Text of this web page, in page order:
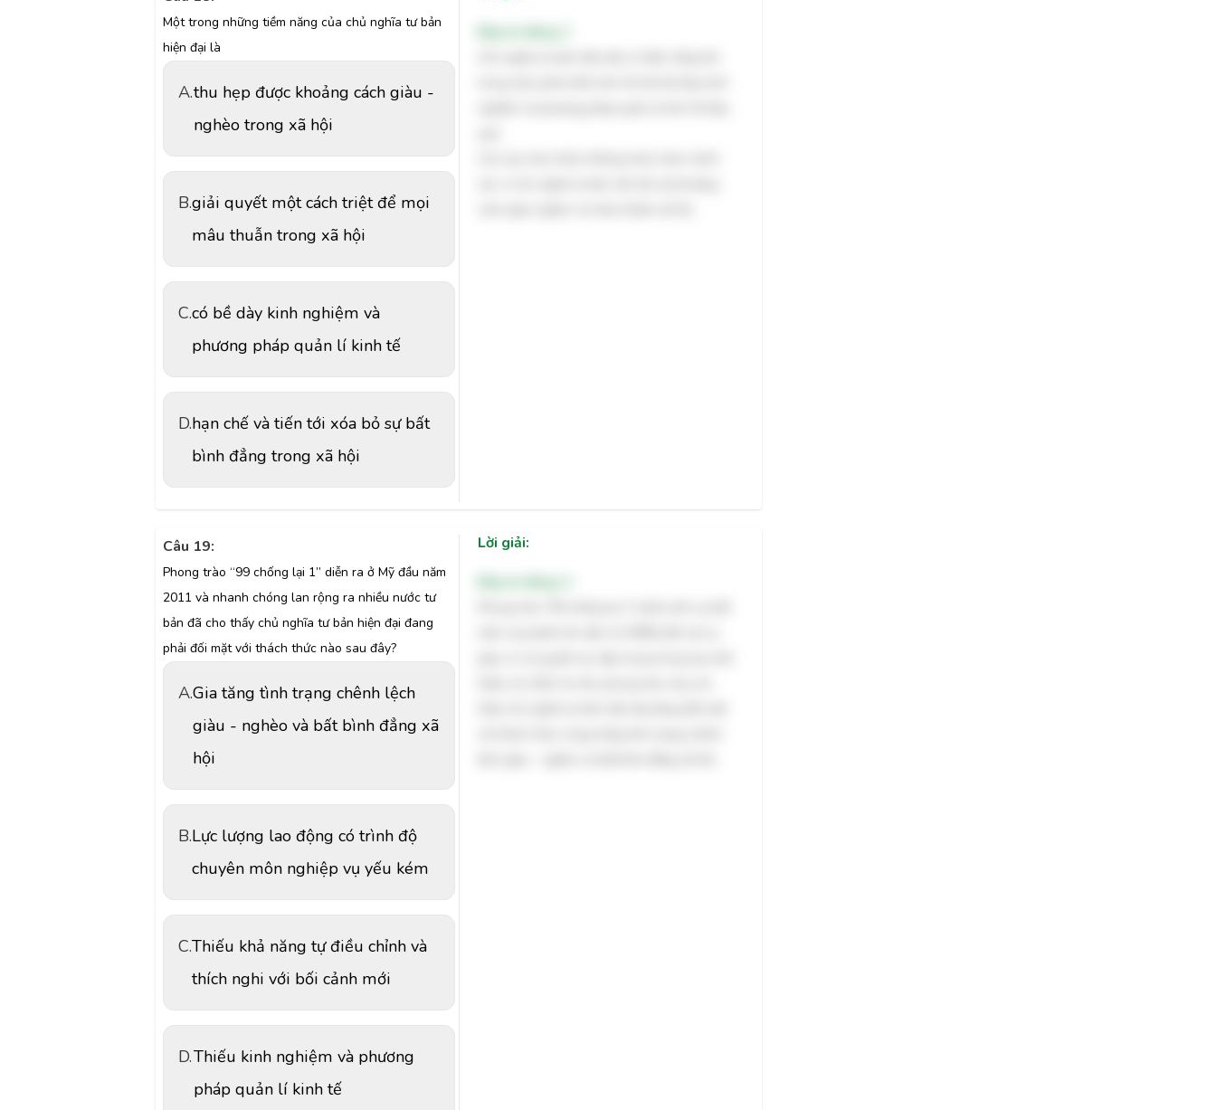
Một trong những tiềm năng của chủ nghĩa tư bản
hiện đại là
A.thu hẹp được khoảng cách giàu -
nghèo trong xã hội
B.giải quyết một cách triệt để mọi
mâu thuẫn trong xã hội
C.có bề dày kinh nghiệm và
phương pháp quản lí kinh tế
D.hạn chế và tiến tới xóa bỏ sự bất
bình đẳng trong xã hội
Câu 19:
Phong trào “99 chống lại 1” diễn ra ở Mỹ đầu năm
2011 và nhanh chóng lan rộng ra nhiều nước tư
bản đã cho thấy chủ nghĩa tư bản hiện đại đang
phải đối mặt với thách thức nào sau đây?
A.Gia tăng tình trạng chênh lệch
giàu - nghèo và bất bình đẳng xã
hội
B.Lực lượng lao động có trình độ
chuyên môn nghiệp vụ yếu kém
C.Thiếu khả năng tự điều chỉnh và
thích nghi với bối cảnh mới
D.Thiếu kinh nghiệm và phương
pháp quản lí kinh tế
Lời giải: